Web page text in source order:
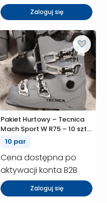
Zaloguj się
Pakiet Hurtowy – Tecnica
Mach Sport W R75 – 10 szt.
(P01680)
10 par
Cena dostępna po
aktywacji konta B2B
Zaloguj się